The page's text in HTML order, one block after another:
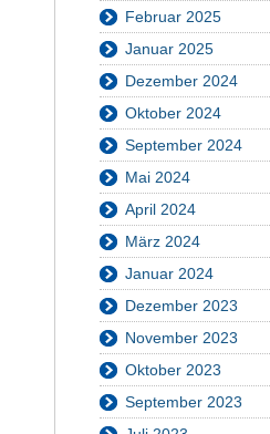
Februar 2025
Januar 2025
Dezember 2024
Oktober 2024
September 2024
Mai 2024
April 2024
März 2024
Januar 2024
Dezember 2023
November 2023
Oktober 2023
September 2023